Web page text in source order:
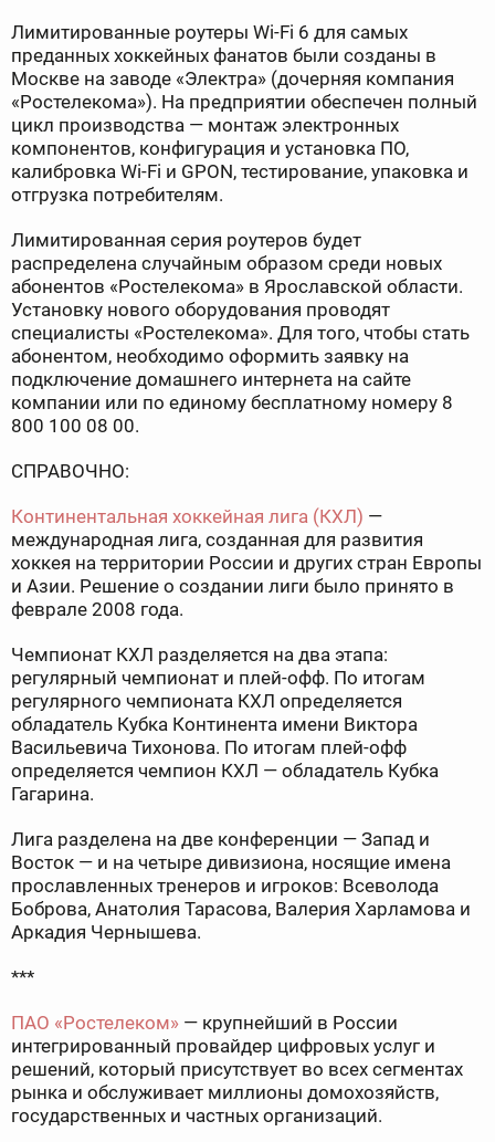
Лимитированные роутеры Wi-Fi 6 для самых
преданных хоккейных фанатов были созданы в
Москве на заводе «Электра» (дочерняя компания
«Ростелекома»). На предприятии обеспечен полный
цикл производства — монтаж электронных
компонентов, конфигурация и установка ПО,
калибровка Wi-Fi и GPON, тестирование, упаковка и
отгрузка потребителям.
Лимитированная серия роутеров будет
распределена случайным образом среди новых
абонентов «Ростелекома» в Ярославской области.
Установку нового оборудования проводят
специалисты «Ростелекома». Для того, чтобы стать
абонентом, необходимо оформить заявку на
подключение домашнего интернета на сайте
компании или по единому бесплатному номеру 8
800 100 08 00.
СПРАВОЧНО:
Континентальная хоккейная лига (КХЛ) —
международная лига, созданная для развития
хоккея на территории России и других стран Европы
и Азии. Решение о создании лиги было принято в
феврале 2008 года.
Чемпионат КХЛ разделяется на два этапа:
регулярный чемпионат и плей-офф. По итогам
регулярного чемпионата КХЛ определяется
обладатель Кубка Континента имени Виктора
Васильевича Тихонова. По итогам плей-офф
определяется чемпион КХЛ — обладатель Кубка
Гагарина.
Лига разделена на две конференции — Запад и
Восток — и на четыре дивизиона, носящие имена
прославленных тренеров и игроков: Всеволода
Боброва, Анатолия Тарасова, Валерия Харламова и
Аркадия Чернышева.
***
ПАО «Ростелеком» — крупнейший в России
интегрированный провайдер цифровых услуг и
решений, который присутствует во всех сегментах
рынка и обслуживает миллионы домохозяйств,
государственных и частных организаций.